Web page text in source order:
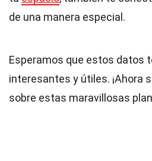
de una manera especial.
Esperamos que estos datos
interesantes y útiles. ¡Ahora
sobre estas maravillosas